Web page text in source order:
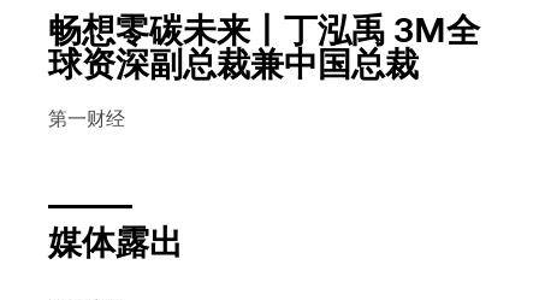
媒体露出
畅想零碳未来丨丁泓禹 3M全
球资深副总裁兼中国总裁
第一财经